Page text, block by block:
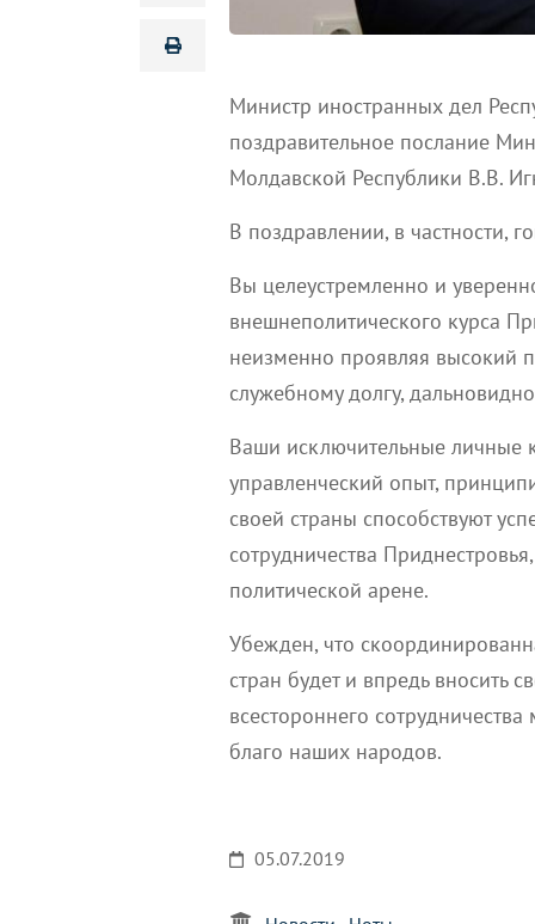
Министр иностранных дел
поздравительное послание
Молдавской Республики В.В.
В поздравлении, в частности,
Вы целеустремленно и
внешнеполитического курса
неизменно проявляя высокий
служебному долгу,
Ваши исключительные личные
управленческий опыт,
своей страны способствуют
сотрудничества
политической арене.
Убежден, что
стран будет и впредь вносить
всестороннего
благо наших народов.
05.07.2019